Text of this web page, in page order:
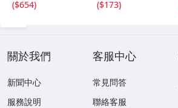
ンドトラック (2
($654)
ジマー HANS ZI
($173)
關於我們
新聞中心
服務說明
客服中心
常見問答
聯絡客服